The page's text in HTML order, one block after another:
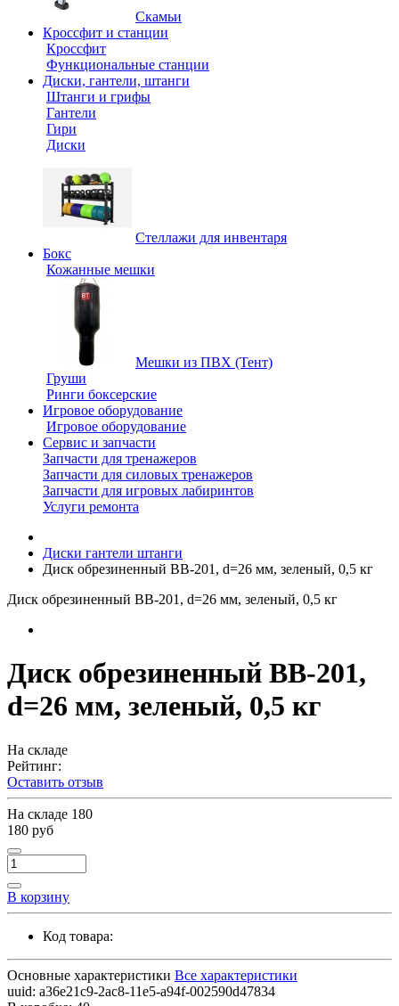
Скамьи
Кроссфит и станции
Кроссфит
Функциональные станции
Диски, гантели, штанги
Штанги и грифы
Гантели
Гири
Диски
Стеллажи для инвентаря
Бокс
Кожанные мешки
Мешки из ПВХ (Тент)
Груши
Ринги боксерские
Игровое оборудование
Игровое оборудование
Сервис и запчасти
Запчасти для тренажеров
Запчасти для силовых тренажеров
Запчасти для игровых лабиринтов
Услуги ремонта
Диски гантели штанги
Диск обрезиненный BB-201, d=26 мм, зеленый, 0,5 кг
Диск обрезиненный BB-201, d=26 мм, зеленый, 0,5 кг
Диск обрезиненный BB-201,
d=26 мм, зеленый, 0,5 кг
На складе
Рейтинг:
Оставить отзыв
На складе 180
180 руб
В корзину
Код товара:
Основные характеристики Все характеристики
uuid: a36e21c9-2ac8-11e5-a94f-002590d47834